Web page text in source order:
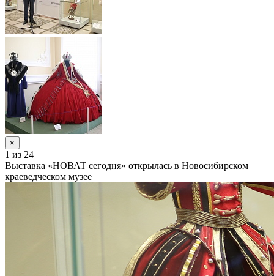
×
1 из 24
Выставка «НОВАТ сегодня» открылась в Новосибирском
краеведческом музее